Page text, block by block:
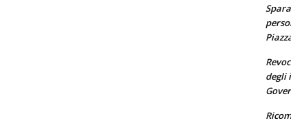
degli